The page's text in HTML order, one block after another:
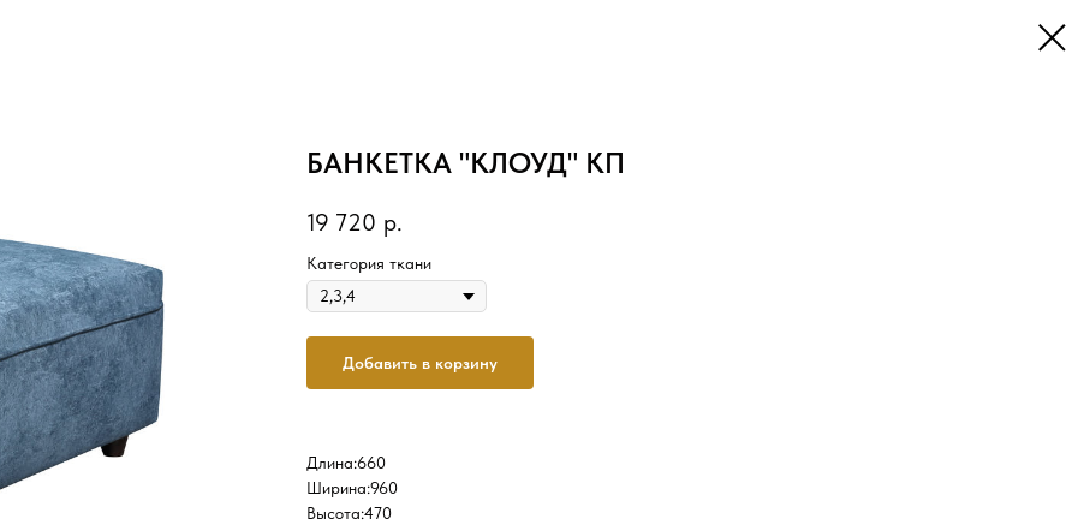
БАНКЕТКА "КЛОУД" КП
19 720 р.
Категория ткани
Добавить в корзину
Длина:660
Ширина:960
Высота:470